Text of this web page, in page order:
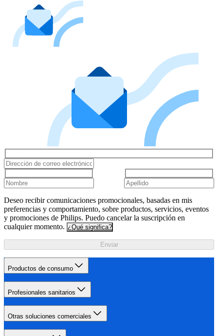
Deseo recibir comunicaciones promocionales, basadas en mis
preferencias y comportamiento, sobre productos, servicios, eventos
y promociones de Philips. Puedo cancelar la suscripción en
cualquier momento. ¿Qué significa?
Enviar
Productos de consumo
Profesionales sanitarios
Otras soluciones comerciales